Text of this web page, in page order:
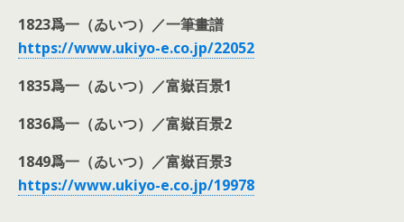
1823爲一（ゐいつ）／一筆畫譜
https://www.ukiyo-e.co.jp/22052
1835爲一（ゐいつ）／富嶽百景1
1836爲一（ゐいつ）／富嶽百景2
1849爲一（ゐいつ）／富嶽百景3
https://www.ukiyo-e.co.jp/19978